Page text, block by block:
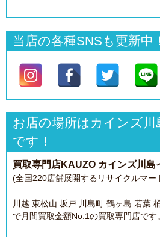
当店の各種SNSも更新中！
お店の場所はカインズ川
です！
買取専門店KAUZO カインズ川島
(全国220店舗展開するリサイクルマー
川越 東松山 坂戸 川島町 鶴ヶ島 若葉
で月間買取金額No.1の買取専門店です。